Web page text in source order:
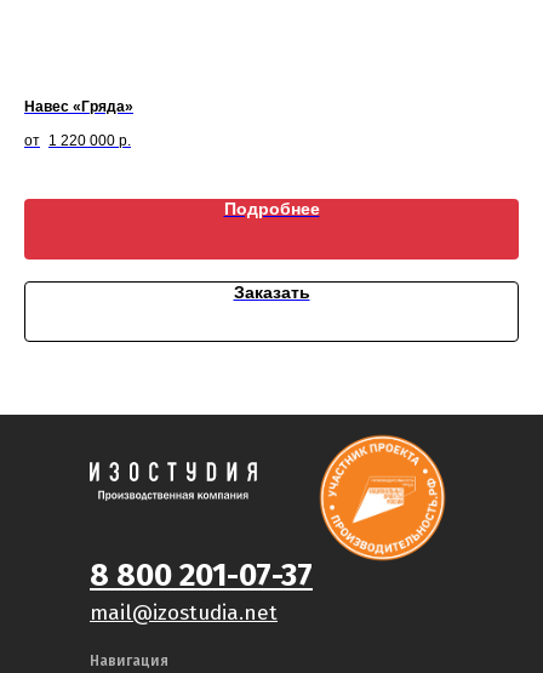
Навес «Гряда»
1 220 000 р.
Подробнее
Заказать
Навигация
8 800 201-07-37
mail@izostudia.net